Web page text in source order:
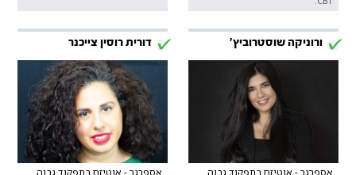
ורוניקה שוסטרוביץ׳ דורית רוסין צייכנר